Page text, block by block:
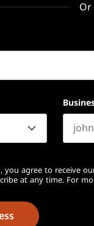
Or
agree to receive
at any time. For